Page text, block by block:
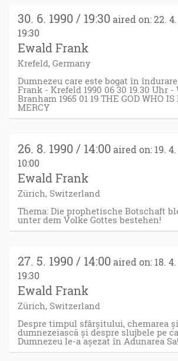
30. 6. 1990 / 19:30 aired on: 22.
19:30
Ewald Frank
Krefeld, Germany
Dumnezeu care este bogat în
Frank - Krefeld 1990 06 30 19.30 Uhr
Branham 1965 01 19 THE GOD WHO
MERCY
26. 8. 1990 / 14:00 aired on: 19.
10:00
Ewald Frank
Zürich, Switzerland
Thema: Die prophetische Botschaft
unter dem Volke Gottes bestehen!
27. 5. 1990 / 14:00 aired on: 18.
19:30
Ewald Frank
Zürich, Switzerland
Despre timpul sfârșitului, chemarea
dumnezeiască și despre slujbele pe
Dumnezeu le-a așezat în Adunarea Sa!